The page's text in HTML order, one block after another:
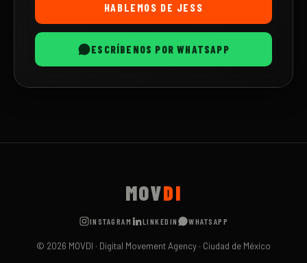
HABLEMOS DE JESS
ESCRÍBENOS POR WHATSAPP
MOVDI
INSTAGRAM LINKEDIN WHATSAPP
© 2026 MOVDI · Digital Movement Agency · Ciudad de México